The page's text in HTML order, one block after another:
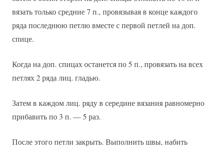
вязать только средние 7 п., провязывая в конце каждого
ряда последнюю петлю вместе с первой петлей на доп.
спице.
Когда на доп. спицах останется по 5 п., провязать на всех
петлях 2 ряда лиц. гладью.
Затем в каждом лиц. ряду в середине вязания равномерно
прибавить по 3 п. — 5 раз.
После этого петли закрыть. Выполнить швы, набить